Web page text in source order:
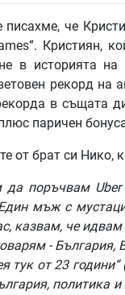
писахме, че
Кристиян,
в историята
рекорд на
в същата
паричен
от брат си Нико,
да поръчвамUber
мъж с
, казвам, че идвам
-България,
тук от23 години“
, политика и